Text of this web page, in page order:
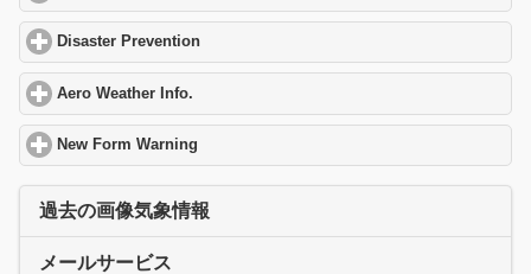
Disaster Prevention
Aero Weather Info.
New Form Warning
過去の画像気象情報
メールサービス